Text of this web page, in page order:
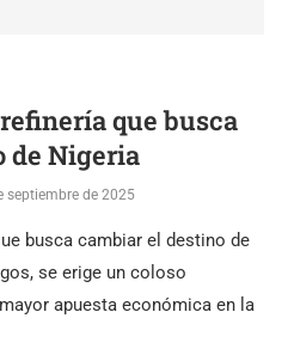
que busca
de Nigeria
septiembre de 2025
busca cambiar el destino de
se erige un coloso
apuesta económica en la